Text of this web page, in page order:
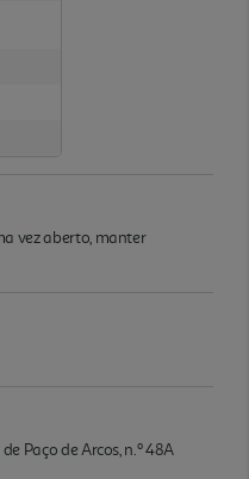
vez aberto, manter
Paço de Arcos, n.º 48A